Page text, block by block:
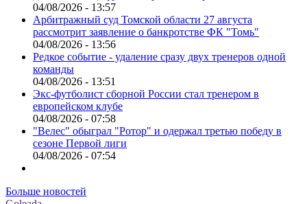
04/08/2026 - 13:57
Арбитражный суд Томской области 27 августа
рассмотрит заявление о банкротстве ФК "Томь"
04/08/2026 - 13:56
Редкое событие - удаление сразу двух тренеров одной
команды
04/08/2026 - 13:51
Экс-футболист сборной России стал тренером в
европейском клубе
04/08/2026 - 07:58
"Велес" обыграл "Ротор" и одержал третью победу в
сезоне Первой лиги
04/08/2026 - 07:54
Больше новостей